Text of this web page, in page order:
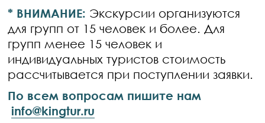
* ВНИМАНИЕ: Экскурсии организуются
для групп от 15 человек и более. Для
групп менее 15 человек и
индивидуальных туристов стоимость
рассчитывается при поступлении заявки.
По всем вопросам пишите нам
info@kingtur.ru